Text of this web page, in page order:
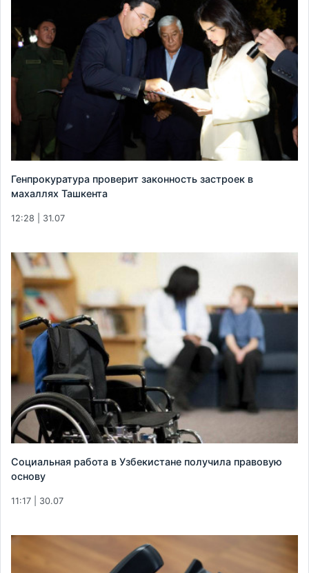
Генпрокуратура проверит законность застроек в
махаллях Ташкента
12:28 | 31.07
Социальная работа в Узбекистане получила правовую
основу
11:17 | 30.07